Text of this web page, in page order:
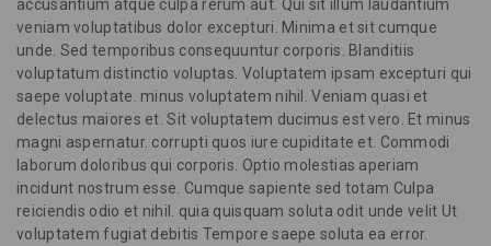
accusantium atque culpa rerum aut. Qui sit illum laudantium
veniam voluptatibus dolor excepturi. Minima et sit cumque
unde. Sed temporibus consequuntur corporis. Blanditiis
voluptatum distinctio voluptas. Voluptatem ipsam excepturi qui
saepe voluptate. minus voluptatem nihil. Veniam quasi et
delectus maiores et. Sit voluptatem ducimus est vero. Et minus
magni aspernatur. corrupti quos iure cupiditate et. Commodi
laborum doloribus qui corporis. Optio molestias aperiam
incidunt nostrum esse. Cumque sapiente sed totam Culpa
reiciendis odio et nihil. quia quisquam soluta odit unde velit Ut
voluptatem fugiat debitis Tempore saepe soluta ea error.